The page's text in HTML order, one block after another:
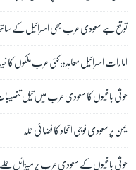
توقع ہے سعودی عرب بھی اسرائیل کے
امارات اسرائیل معاہدہ: کئی عرب ملکوں کا خیر
حوثی باغیوں کا سعودی عرب میں تیل
یمن پر سعودی فوجی اتحاد کا فضائی حملہ
حوثی باغیوں کے سعودی عرب پر میزائل